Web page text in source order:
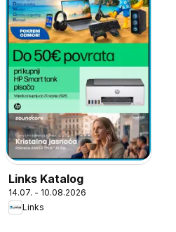
Links Katalog
14.07. - 10.08.2026
Links